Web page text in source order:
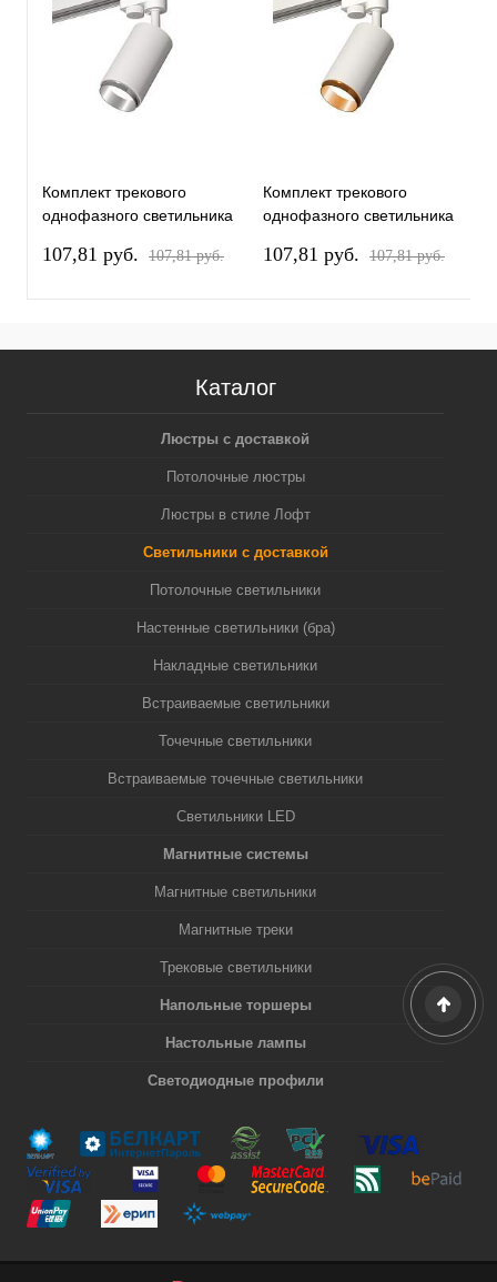
Комплект трекового
однофазного светильника
белый песок/серебро
107,81 pуб. 107,81 pуб.
Комплект трекового
однофазного светильника
белый песок/золото
107,81 pуб. 107,81 pуб.
Каталог
Люстры с доставкой
Потолочные люстры
Люстры в стиле Лофт
Светильники с доставкой
Потолочные светильники
Настенные светильники (бра)
Накладные светильники
Встраиваемые светильники
Точечные светильники
Встраиваемые точечные светильники
Светильники LED
Магнитные системы
Магнитные светильники
Магнитные треки
Трековые светильники
Напольные торшеры
Настольные лампы
Светодиодные профили